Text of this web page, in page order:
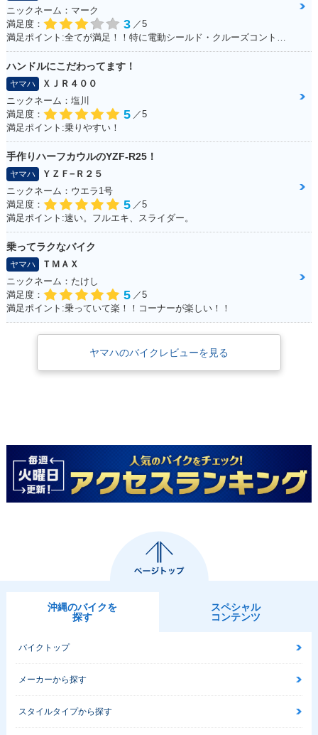
ニックネーム：マーク
満足度：
3 ／5
満足ポイント:全てが満足！！特に電動シールド・クルーズコントロール！
ハンドルにこだわってます！
ヤマハ
ＸＪＲ４００
ニックネーム：塩川
満足度：
5 ／5
満足ポイント:乗りやすい！
手作りハーフカウルのYZF-R25！
ヤマハ
ＹＺＦ−Ｒ２５
ニックネーム：ウエラ1号
満足度：
5 ／5
満足ポイント:速い。フルエキ、スライダー。
乗ってラクなバイク
ヤマハ
ＴＭＡＸ
ニックネーム：たけし
満足度：
5 ／5
満足ポイント:乗っていて楽！！コーナーが楽しい！！
ヤマハのバイクレビューを見る
沖縄のバイクを
探す
スペシャル
コンテンツ
バイクトップ
メーカーから探す
スタイルタイプから探す